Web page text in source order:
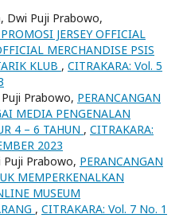
Dwi Puji Prabowo,
JERSEY OFFICIAL
MERCHANDISE PSIS
KLUB , CITRAKARA: Vol. 5
Prabowo, PERANCANGAN
MEDIA PENGENALAN
4 – 6 TAHUN , CITRAKARA:
2023
Puji Prabowo, PERANCANGAN
MEMPERKENALKAN
MUSEUM
, CITRAKARA: Vol. 7 No. 1